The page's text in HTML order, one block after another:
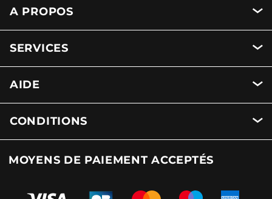
A PROPOS
SERVICES
AIDE
CONDITIONS
MOYENS DE PAIEMENT ACCEPTÉS